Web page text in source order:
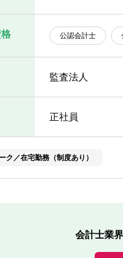
公認会計士
監査法人
正社員
ク／在宅勤務（制度あり）
会計士業